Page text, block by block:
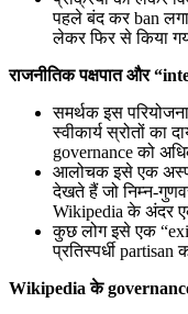
पहले बंद कर ban लगा
लेकर फिर से किया
राजनीतिक पक्षपात और
समर्थक इस
स्वीकार्य स्रोतों का
governance को
आलोचक इसे एक
देखते हैं जो निम्न-
Wikipedia के अंदर
कुछ लोग इसे एक
प्रतिस्पर्धी
Wikipedia के